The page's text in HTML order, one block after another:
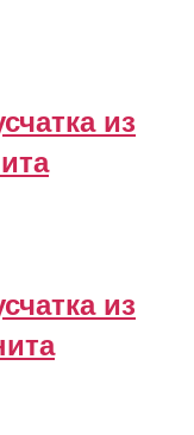
из
из